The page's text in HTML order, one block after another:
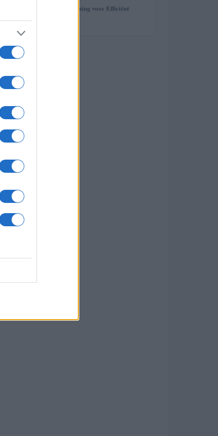
Gratis Odoo Training voor Efficiënt